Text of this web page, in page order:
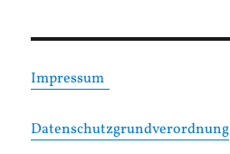
Impressum
Datenschutzgrundverordnung